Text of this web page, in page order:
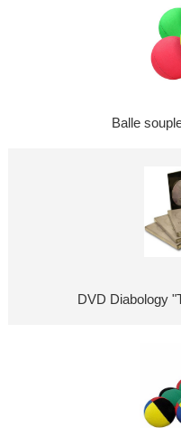
Balle
DVD Diabology